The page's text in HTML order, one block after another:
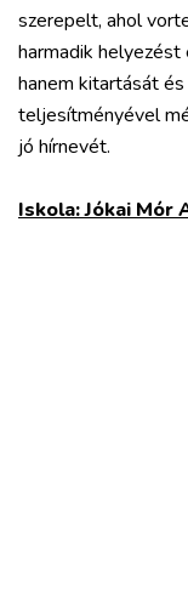
szerepelt, ahol
harmadik
hanem kitartását
teljesítményével
jó hírnevét.
Iskola: Jókai Mór